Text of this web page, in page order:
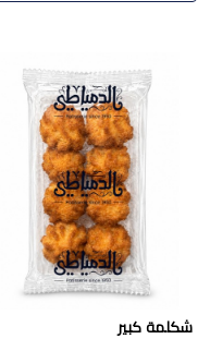
شكلمة كبير